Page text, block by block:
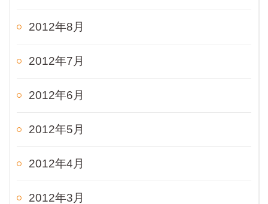
2012年8月
2012年7月
2012年6月
2012年5月
2012年4月
2012年3月